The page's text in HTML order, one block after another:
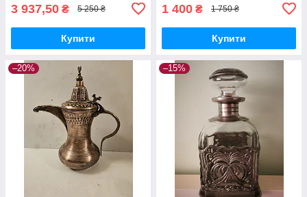
3 937,50 ₴ 5 250 ₴
Купити
1 400 ₴ 1 750 ₴
Купити
–20% –15%